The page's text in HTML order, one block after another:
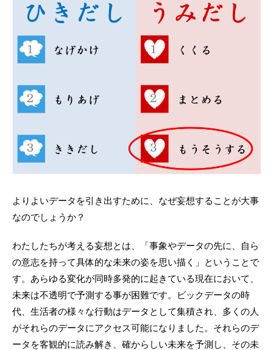
よりよいデータを引き出すために、なぜ妄想することが大事
なのでしょうか？
わたしたちが考える妄想とは、「事象やデータの先に、自ら
の意志を持って具体的な未来の姿を思い描く」ということで
す。あらゆる変化が同時多発的に起きている現在において、
未来は不透明で予測する事が困難です。ビックデータの時
代、生活者の様々な行動はデータとして集積され、多くの人
がそれらのデータにアクセス可能になりました。それらのデ
ータを客観的に読み解き、確からしい未来を予測し、その未